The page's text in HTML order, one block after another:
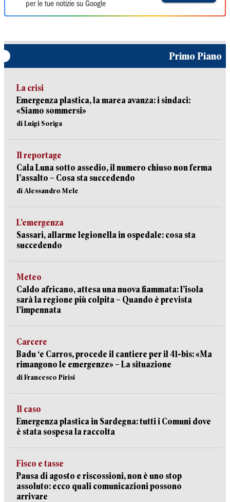
per le tue notizie su Google
Primo Piano
La crisi
Emergenza plastica, la marea avanza: i sindaci:
«Siamo sommersi»
di Luigi Soriga
Il reportage
Cala Luna sotto assedio, il numero chiuso non ferma
l’assalto – Cosa sta succedendo
di Alessandro Mele
L’emergenza
Sassari, allarme legionella in ospedale: cosa sta
succedendo
Meteo
Caldo africano, attesa una nuova fiammata: l’isola
sarà la regione più colpita – Quando è prevista
l’impennata
Carcere
Badu ‘e Carros, procede il cantiere per il 41-bis: «Ma
rimangono le emergenze» – La situazione
di Francesco Pirisi
Il caso
Emergenza plastica in Sardegna: tutti i Comuni dove
è stata sospesa la raccolta
Fisco e tasse
Pausa di agosto e riscossioni, non è uno stop
assoluto: ecco quali comunicazioni possono
arrivare